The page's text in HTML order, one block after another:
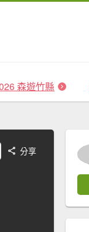
森遊竹縣
分享